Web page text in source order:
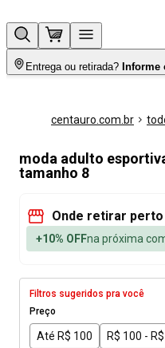
Entrega ou retirada? Informe
centauro.com.br
moda adulto
tamanho 8
Onde retirar
+10% OFFna próxima
Filtros sugeridos pra você
Preço
Até R$ 100 R$ 100 -